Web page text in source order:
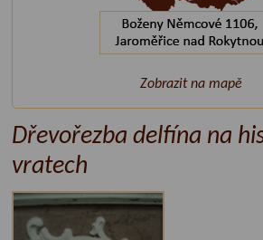
Zobrazit na mapě
Dřevořezba delfína na
vratech